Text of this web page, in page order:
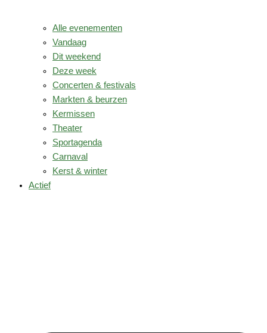
Alle evenementen
Vandaag
Dit weekend
Deze week
Concerten & festivals
Markten & beurzen
Kermissen
Theater
Sportagenda
Carnaval
Kerst & winter
Actief